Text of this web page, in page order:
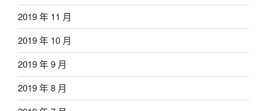
2019 年 11 月
2019 年 10 月
2019 年 9 月
2019 年 8 月